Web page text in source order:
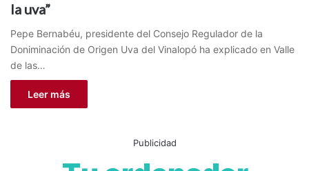
la uva”
Pepe Bernabéu, presidente del Consejo Regulador de la
Doniminación de Origen Uva del Vinalopó ha explicado en Valle
de las…
Leer más
Publicidad